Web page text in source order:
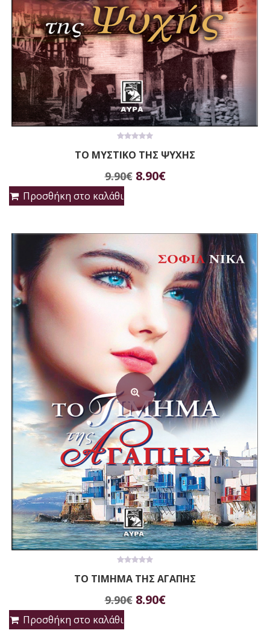
out
5
ΤΟ ΜΥΣΤΙΚΟ ΤΗΣ ΨΥΧΗΣ
9.90€ Original
9.90€.
8.90€Η
είναι:
8.90€.
Προσθήκη στο καλάθι
out
5
ΤΟ ΤΙΜΗΜΑ ΤΗΣ ΑΓΑΠΗΣ
9.90€ Original
8.90€Η
Προσθήκη στο καλάθι